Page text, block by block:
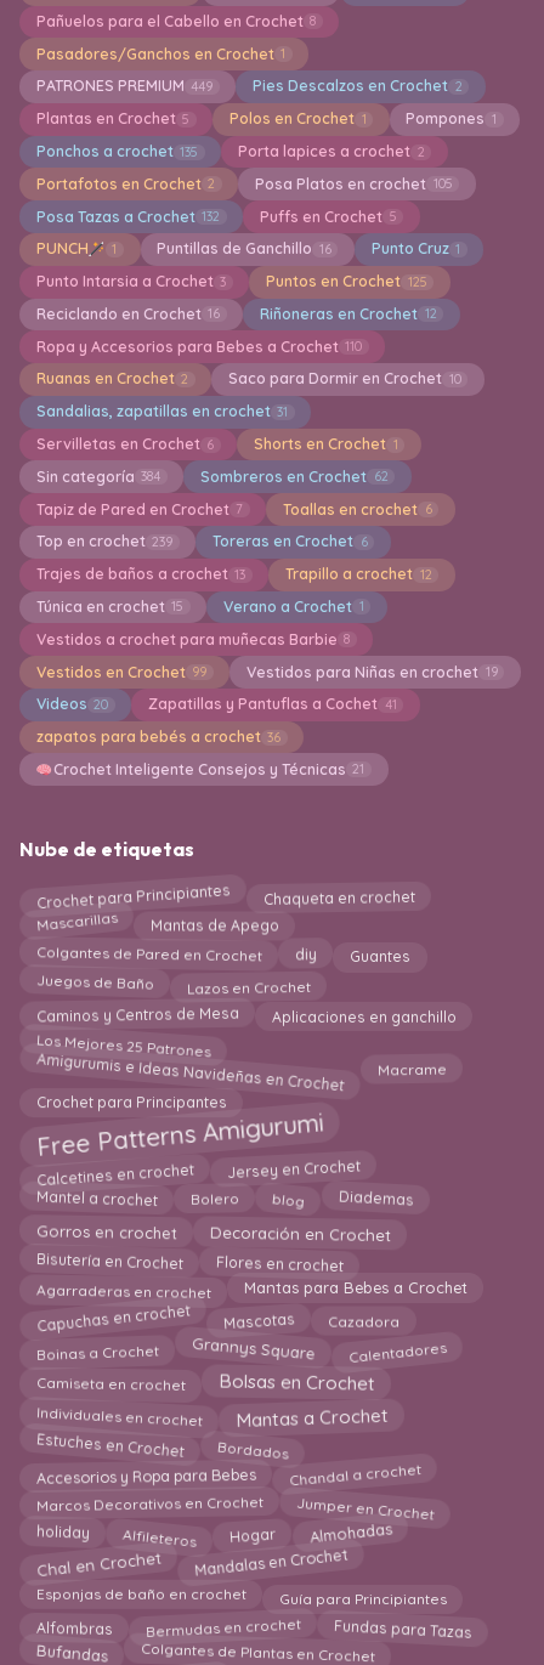
Pañuelos para el Cabello en Crochet 8
Pasadores/Ganchos en Crochet 1
PATRONES PREMIUM 449 Pies Descalzos en Crochet 2
Plantas en Crochet 5 Polos en Crochet 1 Pompones 1
Ponchos a crochet 135 Porta lapices a crochet 2
Portafotos en Crochet 2 Posa Platos en crochet 105
Posa Tazas a Crochet 132 Puffs en Crochet 5
PUNCH 1 Puntillas de Ganchillo 16 Punto Cruz 1
Punto Intarsia a Crochet 3 Puntos en Crochet 125
Reciclando en Crochet 16 Riñoneras en Crochet 12
Ropa y Accesorios para Bebes a Crochet 110
Ruanas en Crochet 2 Saco para Dormir en Crochet 10
Sandalias, zapatillas en crochet 31
Servilletas en Crochet 6 Shorts en Crochet 1
Sin categoría 384 Sombreros en Crochet 62
Tapiz de Pared en Crochet 7 Toallas en crochet 6
Top en crochet 239 Toreras en Crochet 6
Trajes de baños a crochet 13 Trapillo a crochet 12
Túnica en crochet 15 Verano a Crochet 1
Vestidos a crochet para muñecas Barbie 8
Vestidos en Crochet 99 Vestidos para Niñas en crochet 19
Videos 20 Zapatillas y Pantuflas a Cochet 41
zapatos para bebés a crochet 36
Crochet Inteligente Consejos y Técnicas 21
Nube de etiquetas
Crochet para Principiantes Chaqueta en crochet
Mascarillas Mantas de Apego
Colgantes de Pared en Crochet diy Guantes
Juegos de Baño Lazos en Crochet
Caminos y Centros de Mesa Aplicaciones en ganchillo
Los Mejores 25 Patrones
Amigurumis e Ideas Navideñas en Crochet Macrame
Crochet para Principantes
Free Patterns Amigurumi
Calcetines en crochet Jersey en Crochet
Mantel a crochet Bolero blog Diademas
Gorros en crochet Decoración en Crochet
Bisutería en Crochet Flores en crochet
Agarraderas en crochet Mantas para Bebes a Crochet
Capuchas en crochet Mascotas Cazadora
Boinas a Crochet Grannys Square Calentadores
Camiseta en crochet Bolsas en Crochet
Individuales en crochet Mantas a Crochet
Estuches en Crochet Bordados
Accesorios y Ropa para Bebes Chandal a crochet
Marcos Decorativos en Crochet Jumper en Crochet
holiday Alfileteros Hogar Almohadas
Chal en Crochet Mandalas en Crochet
Esponjas de baño en crochet Guía para Principiantes
Alfombras Bermudas en crochet Fundas para Tazas
Bufandas Colgantes de Plantas en Crochet